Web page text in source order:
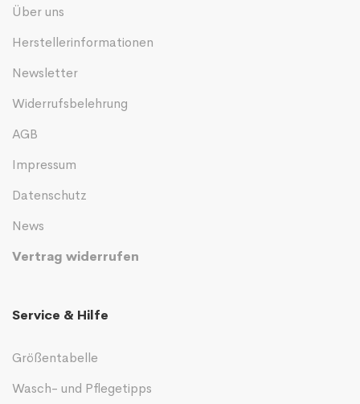
Über uns
Herstellerinformationen
Newsletter
Widerrufsbelehrung
AGB
Impressum
Datenschutz
News
Vertrag widerrufen
Service & Hilfe
Größentabelle
Wasch- und Pflegetipps